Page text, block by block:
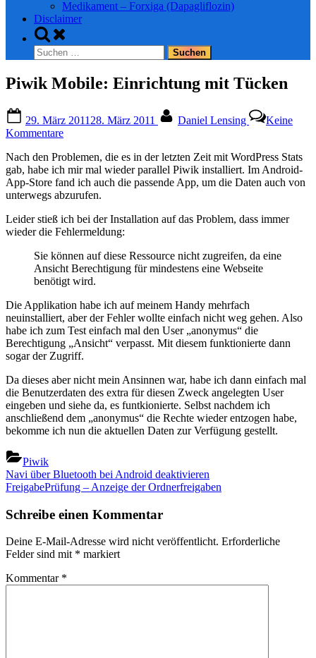
Medikament – Forxiga (Dapagliflozin)
Disclaimer
Toggle
search
form
Suchen
nach:
Piwik Mobile: Einrichtung mit Tücken
on
29. März 2011 28. März 2011 Daniel Lensing
Keine
Kommentarezu
Mobile:
Einrichtung
mit
Tücken
Nach den Problemen, die es in der letzten Zeit mit WordPress Stats
gab, habe ich mir mal wieder parallel Piwik installiert. Im Android-
App-Store fand ich auch die passende App, um die Daten auch von
unterwegs abzurufen.
Leider stieß ich bei der Installation auf das Problem, dass immer
wieder die Fehlermeldung:
Sie können auf diese Ressource nicht zugreifen, da eine
Ansicht Berechtigung für mindestens eine Webseite
benötigt wird.
Die Applikation habe ich auf meinem Handy mehrfach
neuinstalliert, aber der Fehler wollte einfach nicht weg gehen. Also
habe ich zum Test einfach mal den User „anonymus“ die
Berechtigung „Ansicht“ verpasst. Mit diesem funktionierte dann
sogar der Zugriff.
Da dieses aber nicht mein Ansinnen war, habe ich dann einfach mal
die Benutzerdaten des extra für diesen Zweck angelegten User
eingeben und siehe da, es funtkionierte. Selbst nachdem ich
anschließend dem „anonymus“ die Rechte wieder entzogen habe,
bekomme ich nun die aktuellen Daten zur Verfügung gestellt.
Piwik
Beitragsnavigation
Previous
Post:
Navi über Bluetooth bei Android deaktivieren
Next
FreigabePrüfung – Anzeige der Ordnerfreigaben
Schreibe einen Kommentar
Deine E-Mail-Adresse wird nicht veröffentlicht. Erforderliche
Felder sind mit * markiert
Kommentar *